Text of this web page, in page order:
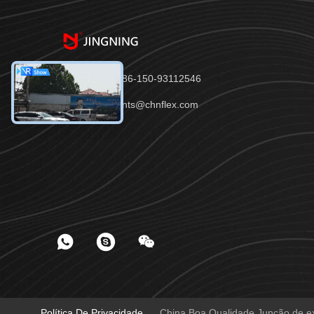
Telefone：86-150-93112546
E-mail：joints@chnflex.com